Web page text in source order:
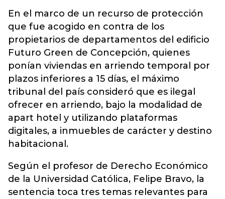
En el marco de un recurso de protección
que fue acogido en contra de los
propietarios de departamentos del edificio
Futuro Green de Concepción, quienes
ponían viviendas en arriendo temporal por
plazos inferiores a 15 días, el máximo
tribunal del país consideró que es ilegal
ofrecer en arriendo, bajo la modalidad de
apart hotel y utilizando plataformas
digitales, a inmuebles de carácter y destino
habitacional.
Según el profesor de Derecho Económico
de la Universidad Católica, Felipe Bravo, la
sentencia toca tres temas relevantes para